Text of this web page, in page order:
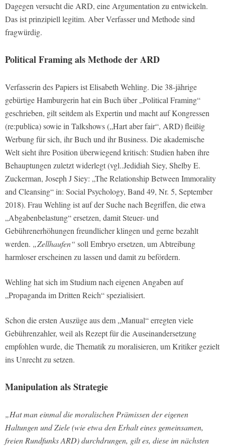
Dagegen versucht die ARD, eine Argumentation zu entwickeln.
Das ist prinzipiell legitim. Aber Verfasser und Methode sind
fragwürdig.
Political Framing als Methode der ARD
Verfasserin des Papiers ist Elisabeth Wehling. Die 38-jährige
gebürtige Hamburgerin hat ein Buch über „Political Framing“
geschrieben, gilt seitdem als Expertin und macht auf Kongressen
(re:publica) sowie in Talkshows („Hart aber fair“, ARD) fleißig
Werbung für sich, ihr Buch und ihr Business. Die akademische
Welt sieht ihre Position überwiegend kritisch: Studien haben ihre
Behauptungen zuletzt widerlegt (vgl..Jedidiah Siey, Shelby E.
Zuckerman, Joseph J Siey: „The Relationship Between Immorality
and Cleansing“ in: Social Psychology, Band 49, Nr. 5, September
2018). Frau Wehling ist auf der Suche nach Begriffen, die etwa
„Abgabenbelastung“ ersetzen, damit Steuer- und
Gebührenerhöhungen freundlicher klingen und gerne bezahlt
werden. „Zellhaufen“ soll Embryo ersetzen, um Abtreibung
harmloser erscheinen zu lassen und damit zu befördern.
Wehling hat sich im Studium nach eigenen Angaben auf
„Propaganda im Dritten Reich“ spezialisiert.
Schon die ersten Auszüge aus dem „Manual“ erregten viele
Gebührenzahler, weil als Rezept für die Auseinandersetzung
empfohlen wurde, die Thematik zu moralisieren, um Kritiker gezielt
ins Unrecht zu setzen.
Manipulation als Strategie
„Hat man einmal die moralischen Prämissen der eigenen
Haltungen und Ziele (wie etwa den Erhalt eines gemeinsamen,
freien Rundfunks ARD) durchdrungen, gilt es, diese im nächsten